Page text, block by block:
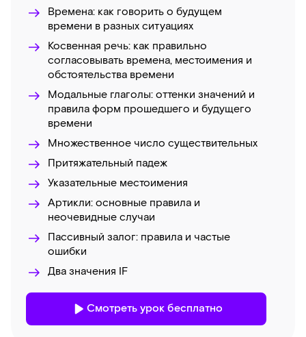
Времена: как говорить о будущем
времени в разных ситуациях
Косвенная речь: как правильно
согласовывать времена, местоимения и
обстоятельства времени
Модальные глаголы: оттенки значений и
правила форм прошедшего и будущего
времени
Множественное число существительных
Притяжательный падеж
Указательные местоимения
Артикли: основные правила и
неочевидные случаи
Пассивный залог: правила и частые
ошибки
Два значения IF
Смотреть урок бесплатно